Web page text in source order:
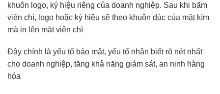
khuôn logo, ký hiệu riêng của doanh nghiệp. Sau khi bấm
viên chì, logo hoặc ký hiệu sẽ theo khuôn đúc của mặt kìm
mà in lên mặt viên chì
Đây chính là yếu tố bảo mật, yếu tố nhận biết rõ nét nhất
cho doanh nghiệp, tăng khả năng giám sát, an ninh hàng
hóa